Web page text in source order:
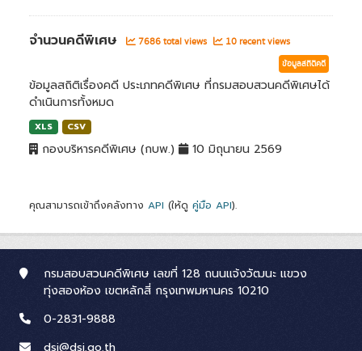
จำนวนคดีพิเศษ 7686 total views 10 recent views
ข้อมูลสถิติคดี
ข้อมูลสถิติเรื่องคดี ประเภทคดีพิเศษ ที่กรมสอบสวนคดีพิเศษได้
ดำเนินการทั้งหมด
XLS CSV
กองบริหารคดีพิเศษ (กบพ.) 10 มิถุนายน 2569
คุณสามารถเข้าถึงคลังทาง API (ให้ดู คู่มือ API).
กรมสอบสวนคดีพิเศษ เลขที่ 128 ถนนแจ้งวัฒนะ แขวง
ทุ่งสองห้อง เขตหลักสี่ กรุงเทพมหานคร 10210
0-2831-9888
dsi@dsi.go.th